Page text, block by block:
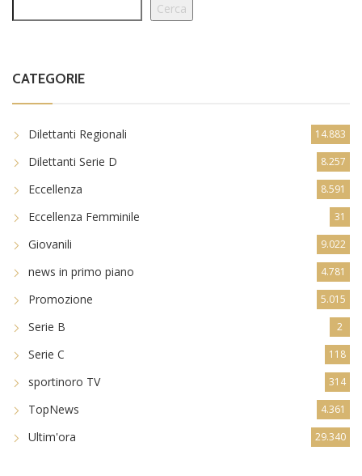
Cerca
CATEGORIE
Dilettanti Regionali 14.883
Dilettanti Serie D 8.257
Eccellenza 8.591
Eccellenza Femminile 31
Giovanili 9.022
news in primo piano 4.781
Promozione 5.015
Serie B 2
Serie C 118
sportinoro TV 314
TopNews 4.361
Ultim'ora 29.340